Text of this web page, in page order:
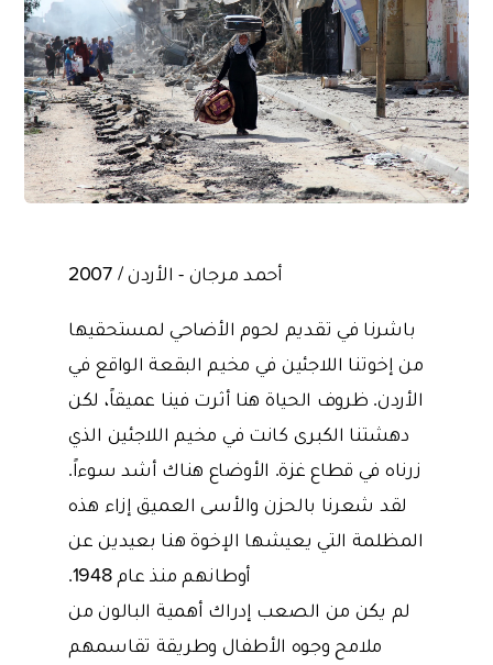
أحمد مرجان - الأردن / 2007
باشرنا في تقديم لحوم الأضاحي لمستحقيها
من إخوتنا اللاجئين في مخيم البقعة الواقع في
الأردن. ظروف الحياة هنا أثرت فينا عميقاً، لكن
دهشتنا الكبرى كانت في مخيم اللاجئين الذي
زرناه في قطاع غزة. الأوضاع هناك أشد سوءاً.
لقد شعرنا بالحزن والأسى العميق إزاء هذه
المظلمة التي يعيشها الإخوة هنا بعيدين عن
أوطانهم منذ عام 1948.
لم يكن من الصعب إدراك أهمية البالون من
ملامح وجوه الأطفال وطريقة تقاسمهم